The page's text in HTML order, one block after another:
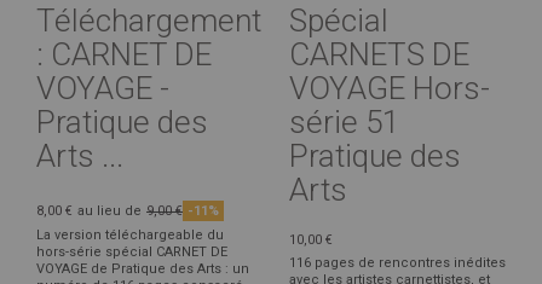
Téléchargement
: CARNET DE
VOYAGE -
Pratique des
Arts ...
8,00 € au lieu de 9,00 € -11%
La version téléchargeable du
hors-série spécial CARNET DE
VOYAGE de Pratique des Arts : un
Spécial
CARNETS DE
VOYAGE Hors-
série 51
Pratique des
Arts
10,00 €
116 pages de rencontres inédites
avec les artistes carnettistes, et